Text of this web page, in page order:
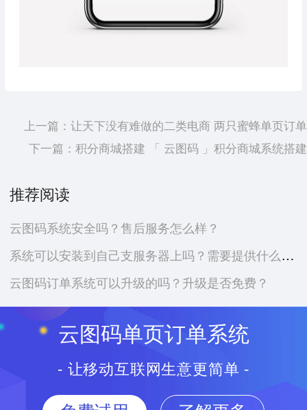
上一篇： 让天下没有难做的二类电商 两只蜜蜂单页订单
下一篇： 积分商城搭建 「 云图码 」积分商城系统搭建
推荐阅读
云图码系统安全吗？售后服务怎么样？
系统可以安装到自己支服务器上吗？需要提供什么资料？
云图码订单系统可以升级的吗？升级是否免费？
云图码单页订单系统
- 让移动互联网生意更简单 -